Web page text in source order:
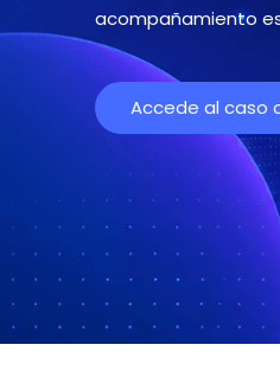
acompañamiento
Accede al caso